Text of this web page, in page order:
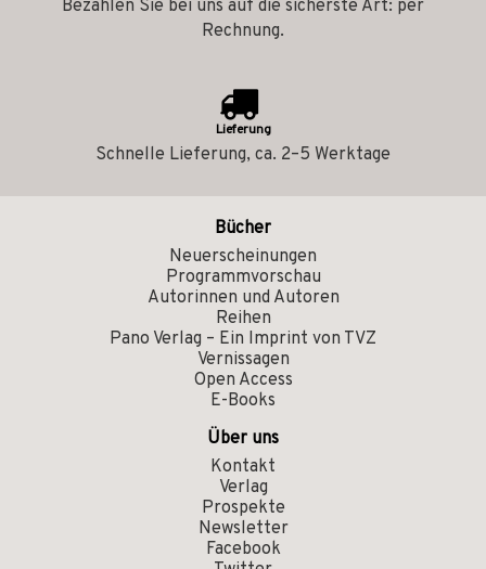
Bezahlen Sie bei uns auf die sicherste Art: per
Rechnung.
Lieferung
Schnelle Lieferung, ca. 2–5 Werktage
Bücher
Neuerscheinungen
Programmvorschau
Autorinnen und Autoren
Reihen
Pano Verlag – Ein Imprint von TVZ
Vernissagen
Open Access
E-Books
Über uns
Kontakt
Verlag
Prospekte
Newsletter
Facebook